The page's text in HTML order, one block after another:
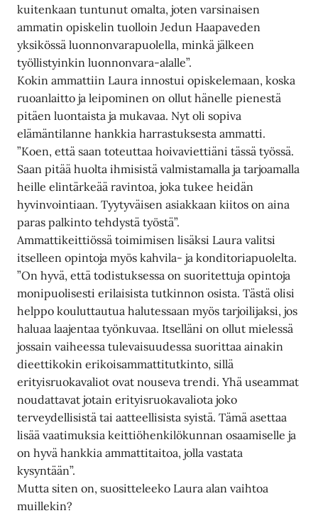
kuitenkaan tuntunut omalta, joten varsinaisen
ammatin opiskelin tuolloin Jedun Haapaveden
yksikössä luonnonvarapuolella, minkä jälkeen
työllistyinkin luonnonvara-alalle”.
Kokin ammattiin Laura innostui opiskelemaan, koska
ruoanlaitto ja leipominen on ollut hänelle pienestä
pitäen luontaista ja mukavaa. Nyt oli sopiva
elämäntilanne hankkia harrastuksesta ammatti.
”Koen, että saan toteuttaa hoivaviettiäni tässä työssä.
Saan pitää huolta ihmisistä valmistamalla ja tarjoamalla
heille elintärkeää ravintoa, joka tukee heidän
hyvinvointiaan. Tyytyväisen asiakkaan kiitos on aina
paras palkinto tehdystä työstä”.
Ammattikeittiössä toimimisen lisäksi Laura valitsi
itselleen opintoja myös kahvila- ja konditoriapuolelta.
”On hyvä, että todistuksessa on suoritettuja opintoja
monipuolisesti erilaisista tutkinnon osista. Tästä olisi
helppo kouluttautua halutessaan myös tarjoilijaksi, jos
haluaa laajentaa työnkuvaa. Itselläni on ollut mielessä
jossain vaiheessa tulevaisuudessa suorittaa ainakin
dieettikokin erikoisammattitutkinto, sillä
erityisruokavaliot ovat nouseva trendi. Yhä useammat
noudattavat jotain erityisruokavaliota joko
terveydellisistä tai aatteellisista syistä. Tämä asettaa
lisää vaatimuksia keittiöhenkilökunnan osaamiselle ja
on hyvä hankkia ammattitaitoa, jolla vastata
kysyntään”.
Mutta siten on, suositteleeko Laura alan vaihtoa
muillekin?